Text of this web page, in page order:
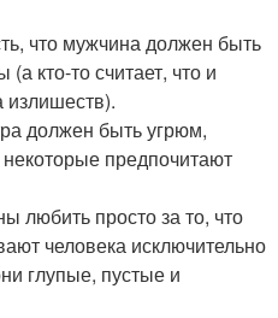
что мужчина должен быть
(а кто-то считает, что и
излишеств).
должен быть угрюм,
предпочитают
любить просто за то, что
человека исключительно
глупые, пустые и